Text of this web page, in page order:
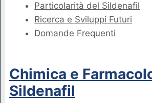
Particolarità del Sildenafil
Ricerca e Sviluppi Futuri
Domande Frequenti
Chimica e
Sildenafil